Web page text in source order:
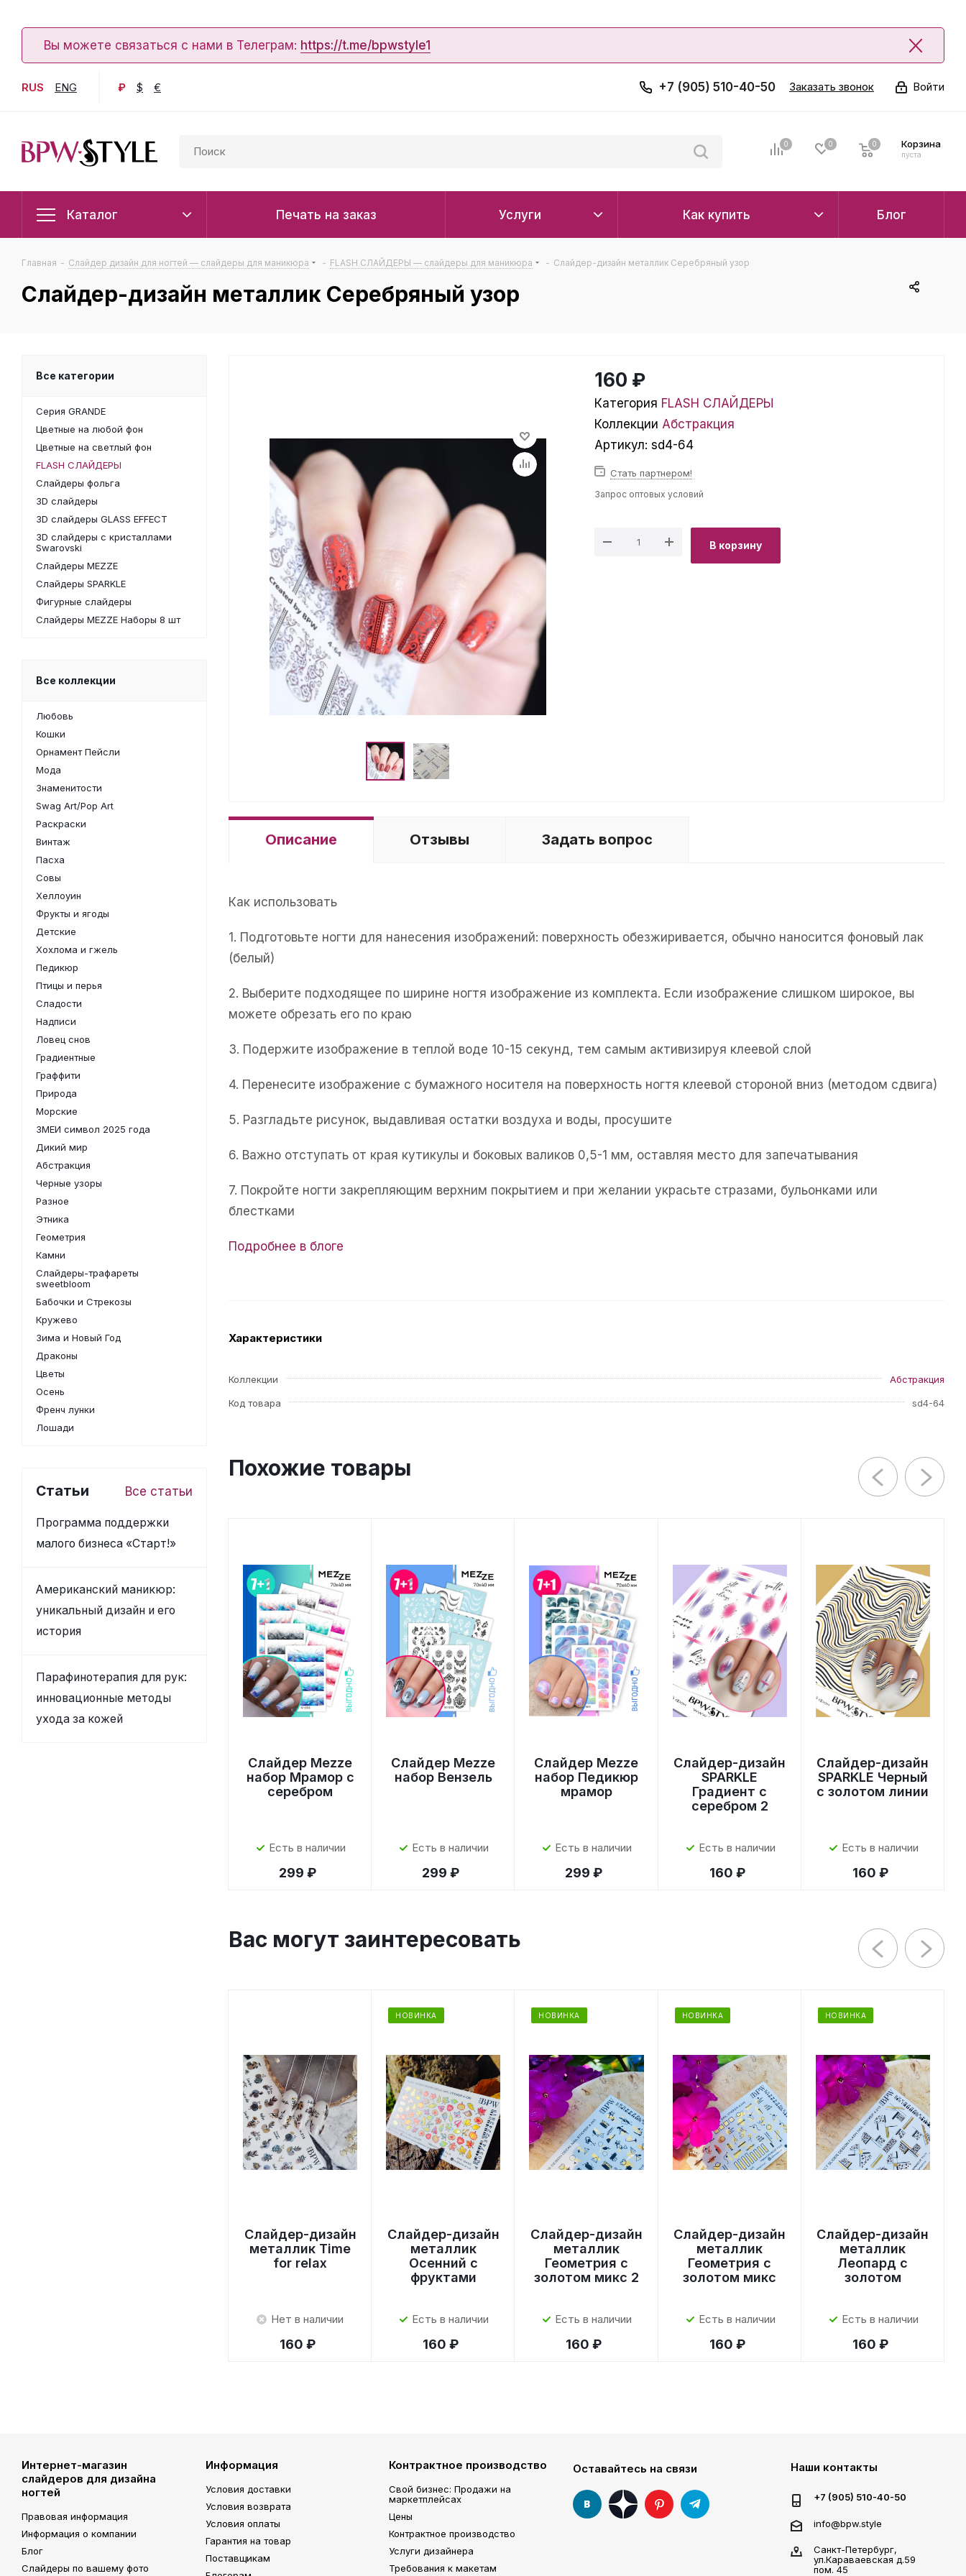
Вы можете связаться с нами в Телеграм: https://t.me/bpwstyle1
RUS ENG ₽ $ € Войти
+7 (905) 510-40-50 Заказать звонок
0 0 Корзина
0
пуста
0
Каталог Печать на заказ Услуги Как купить Блог
Главная - Слайдер дизайн для ногтей — слайдеры для маникюра - FLASH СЛАЙДЕРЫ — слайдеры для маникюра - Слайдер-дизайн металлик Серебряный узор
Слайдер-дизайн металлик Серебряный узор
160 ₽
Категория FLASH СЛАЙДЕРЫ
Коллекции Абстракция
Артикул: sd4-64
Стать партнером!
Запрос оптовых условий
В корзину
Описание Отзывы Задать вопрос
Как использовать
1. Подготовьте ногти для нанесения изображений: поверхность обезжиривается, обычно наносится фоновый лак
(белый)
2. Выберите подходящее по ширине ногтя изображение из комплекта. Если изображение слишком широкое, вы
можете обрезать его по краю
3. Подержите изображение в теплой воде 10-15 секунд, тем самым активизируя клеевой слой
4. Перенесите изображение с бумажного носителя на поверхность ногтя клеевой стороной вниз (методом сдвига)
5. Разгладьте рисунок, выдавливая остатки воздуха и воды, просушите
6. Важно отступать от края кутикулы и боковых валиков 0,5-1 мм, оставляя место для запечатывания
7. Покройте ногти закрепляющим верхним покрытием и при желании украсьте стразами, бульонками или
блестками
Подробнее в блоге
Характеристики
Коллекции Абстракция
Код товара sd4-64
Похожие товары
Слайдер Mezze
набор Мрамор с
серебром
Есть в наличии
299 ₽
Слайдер Mezze
набор Вензель
Есть в наличии
299 ₽
Слайдер Mezze
набор Педикюр
мрамор
Есть в наличии
299 ₽
Слайдер-дизайн
SPARKLE
Градиент с
серебром 2
Есть в наличии
160 ₽
Слайдер-дизайн
SPARKLE Черный
с золотом линии
Есть в наличии
160 ₽
Вас могут заинтересовать
Слайдер-дизайн
металлик Time
for relax
Нет в наличии
160 ₽
НОВИНКА
Слайдер-дизайн
металлик
Осенний с
фруктами
Есть в наличии
160 ₽
НОВИНКА
Слайдер-дизайн
металлик
Геометрия с
золотом микс 2
Есть в наличии
160 ₽
НОВИНКА
Слайдер-дизайн
металлик
Геометрия с
золотом микс
Есть в наличии
160 ₽
НОВИНКА
Слайдер-дизайн
металлик
Леопард с
золотом
Есть в наличии
160 ₽
Все категории
Серия GRANDE
Цветные на любой фон
Цветные на светлый фон
FLASH СЛАЙДЕРЫ
Слайдеры фольга
3D слайдеры
3D слайдеры GLASS EFFECT
3D слайдеры с кристаллами
Swarovski
Слайдеры MEZZE
Слайдеры SPARKLE
Фигурные слайдеры
Слайдеры MEZZE Наборы 8 шт
Все коллекции
Любовь
Кошки
Орнамент Пейсли
Мода
Знаменитости
Swag Art/Pop Art
Раскраски
Винтаж
Пасха
Совы
Хеллоуин
Фрукты и ягоды
Детские
Хохлома и гжель
Педикюр
Птицы и перья
Сладости
Надписи
Ловец снов
Градиентные
Граффити
Природа
Морские
ЗМЕИ символ 2025 года
Дикий мир
Абстракция
Черные узоры
Разное
Этника
Геометрия
Камни
Слайдеры-трафареты
sweetbloom
Бабочки и Стрекозы
Кружево
Зима и Новый Год
Драконы
Цветы
Осень
Френч лунки
Лошади
Статьи Все статьи
Программа поддержки
малого бизнеса «Старт!»
Американский маникюр:
уникальный дизайн и его
история
Парафинотерапия для рук:
инновационные методы
ухода за кожей
Интернет-магазин
слайдеров для дизайна
ногтей
Правовая информация
Информация о компании
Блог
Слайдеры по вашему фото
Информация
Условия доставки
Условия возврата
Условия оплаты
Гарантия на товар
Поставщикам
Контрактное производство
Свой бизнес: Продажи на
маркетплейсах
Цены
Контрактное производство
Услуги дизайнера
Требования к макетам
Оставайтесь на связи Наши контакты
+7 (905) 510-40-50
info@bpw.style
Санкт-Петербург,
ул.Караваевская д.59
пом. 45